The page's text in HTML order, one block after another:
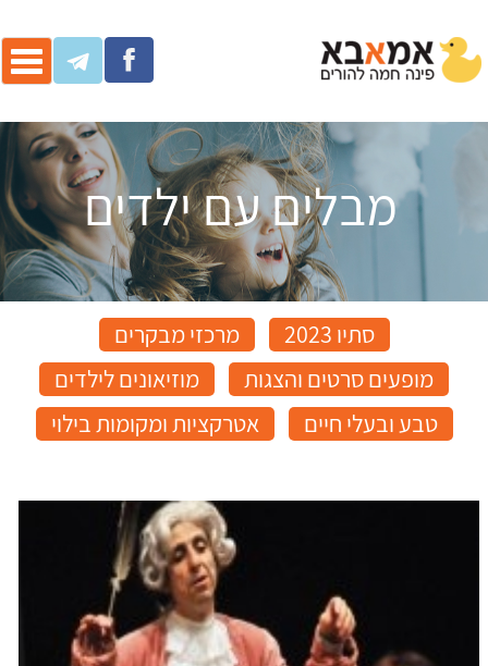
מבלים עם ילדים
סתיו 2023
מרכזי מבקרים
מופעים סרטים והצגות
מוזיאונים לילדים
טבע ובעלי חיים
אטרקציות ומקומות בילוי